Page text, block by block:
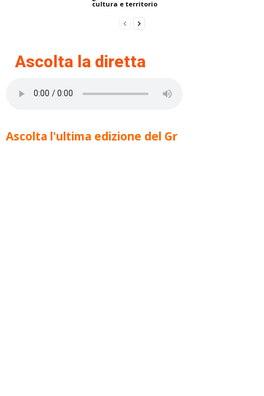
cultura e territorio
Ascolta la diretta
Ascolta l'ultima edizione del Gr